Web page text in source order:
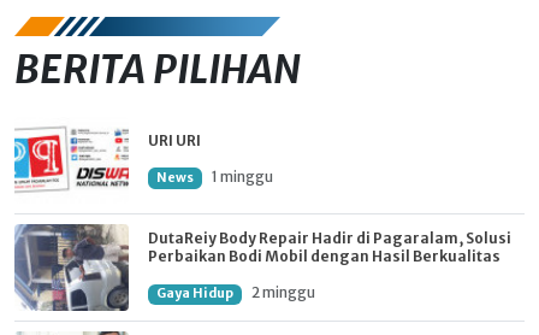
BERITA PILIHAN
URI URI
News 1 minggu
DutaReiy Body Repair Hadir di Pagaralam, Solusi
Perbaikan Bodi Mobil dengan Hasil Berkualitas
Gaya Hidup 2 minggu